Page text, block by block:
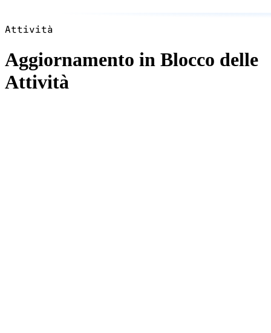
Attività
Aggiornamento in Blocco delle
Attività